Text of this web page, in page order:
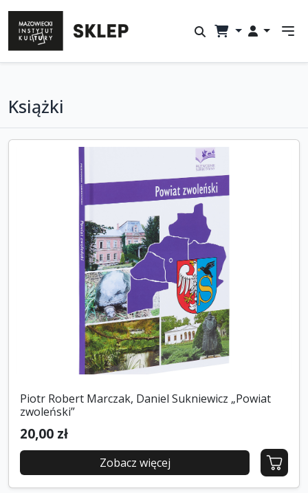
Książki
Piotr Robert Marczak, Daniel Sukniewicz „Powiat
zwoleński”
20,00 zł
Zobacz więcej